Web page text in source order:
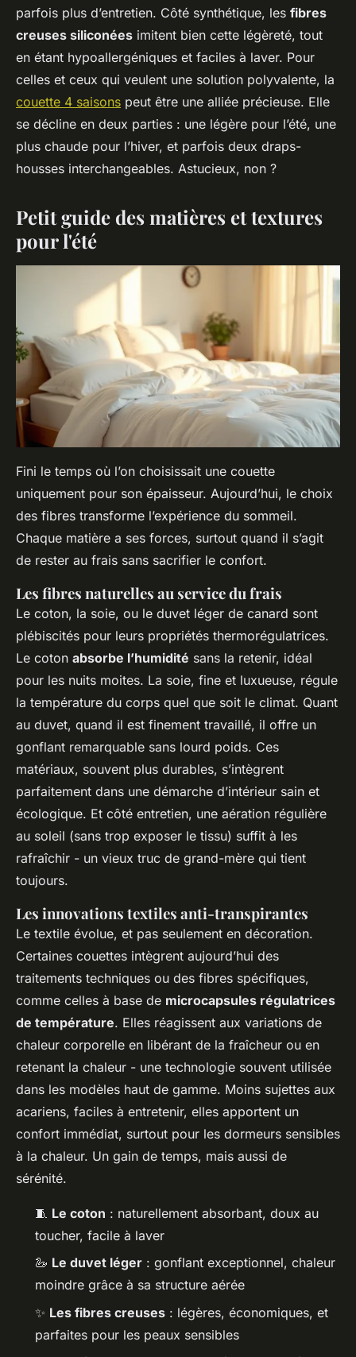
parfois plus d’entretien. Côté synthétique, les fibres
creuses siliconées imitent bien cette légèreté, tout
en étant hypoallergéniques et faciles à laver. Pour
celles et ceux qui veulent une solution polyvalente, la
couette 4 saisons peut être une alliée précieuse. Elle
se décline en deux parties : une légère pour l’été, une
plus chaude pour l’hiver, et parfois deux draps-
housses interchangeables. Astucieux, non ?
Petit guide des matières et textures
pour l'été
Fini le temps où l’on choisissait une couette
uniquement pour son épaisseur. Aujourd’hui, le choix
des fibres transforme l’expérience du sommeil.
Chaque matière a ses forces, surtout quand il s’agit
de rester au frais sans sacrifier le confort.
Les fibres naturelles au service du frais
Le coton, la soie, ou le duvet léger de canard sont
plébiscités pour leurs propriétés thermorégulatrices.
Le coton absorbe l’humidité sans la retenir, idéal
pour les nuits moites. La soie, fine et luxueuse, régule
la température du corps quel que soit le climat. Quant
au duvet, quand il est finement travaillé, il offre un
gonflant remarquable sans lourd poids. Ces
matériaux, souvent plus durables, s’intègrent
parfaitement dans une démarche d’intérieur sain et
écologique. Et côté entretien, une aération régulière
au soleil (sans trop exposer le tissu) suffit à les
rafraîchir - un vieux truc de grand-mère qui tient
toujours.
Les innovations textiles anti-transpirantes
Le textile évolue, et pas seulement en décoration.
Certaines couettes intègrent aujourd’hui des
traitements techniques ou des fibres spécifiques,
comme celles à base de microcapsules régulatrices
de température. Elles réagissent aux variations de
chaleur corporelle en libérant de la fraîcheur ou en
retenant la chaleur - une technologie souvent utilisée
dans les modèles haut de gamme. Moins sujettes aux
acariens, faciles à entretenir, elles apportent un
confort immédiat, surtout pour les dormeurs sensibles
à la chaleur. Un gain de temps, mais aussi de
sérénité.
🧵 Le coton : naturellement absorbant, doux au
toucher, facile à laver
🦢 Le duvet léger : gonflant exceptionnel, chaleur
moindre grâce à sa structure aérée
✨ Les fibres creuses : légères, économiques, et
parfaites pour les peaux sensibles